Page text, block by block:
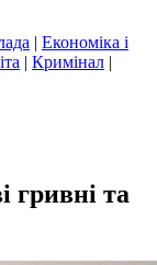
| Економіка і
| Кримінал |
гривні та